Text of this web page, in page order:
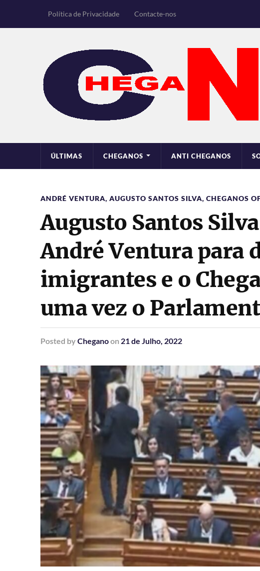
Política de Privacidade Contacte-nos
ÚLTIMAS CHEGANOS ANTI CHEGANOS
ANDRÉ VENTURA, AUGUSTO SANTOS SILVA, CHEGANOS
Augusto Santos
André Ventura para
imigrantes e o
uma vez o
Posted by Cheganoon 21 de Julho, 2022